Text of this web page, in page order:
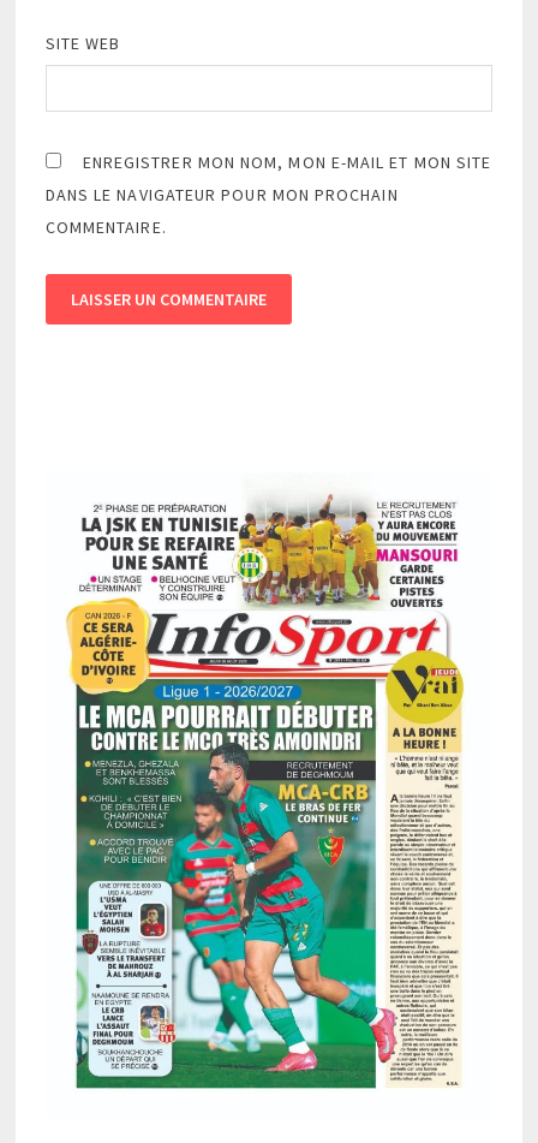
SITE WEB
ENREGISTRER MON NOM, MON E-MAIL ET MON SITE
DANS LE NAVIGATEUR POUR MON PROCHAIN
COMMENTAIRE.